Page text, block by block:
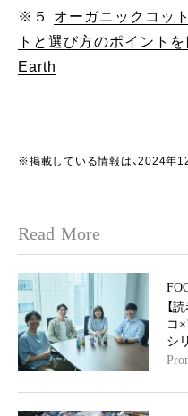
※５ オーガニックコッ
トと選び方のポイント
Earth
※掲載している情報は、2024年
Read More
【
コ
シ